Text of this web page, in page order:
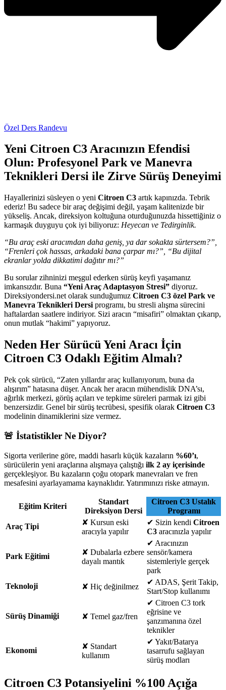
Özel Ders Randevu
Yeni Citroen C3 Aracınızın Efendisi
Olun: Profesyonel Park ve Manevra
Teknikleri Dersi ile Zirve Sürüş Deneyimi
Hayallerinizi süsleyen o yeni Citroen C3 artık kapınızda. Tebrik
ederiz! Bu sadece bir araç değişimi değil, yaşam kalitenizde bir
yükseliş. Ancak, direksiyon koltuğuna oturduğunuzda hissettiğiniz o
karmaşık duyguyu çok iyi biliyoruz: Heyecan ve Tedirginlik.
“Bu araç eski aracımdan daha geniş, ya dar sokakta sürtersem?”,
“Frenleri çok hassas, arkadaki bana çarpar mı?”, “Bu dijital
ekranlar yolda dikkatimi dağıtır mı?”
Bu sorular zihninizi meşgul ederken sürüş keyfi yaşamanız
imkansızdır. Buna “Yeni Araç Adaptasyon Stresi” diyoruz.
Direksiyondersi.net olarak sunduğumuz Citroen C3 özel Park ve
Manevra Teknikleri Dersi programı, bu stresli alışma sürecini
haftalardan saatlere indiriyor. Sizi aracın “misafiri” olmaktan çıkarıp,
onun mutlak “hakimi” yapıyoruz.
Neden Her Sürücü Yeni Aracı İçin
Citroen C3 Odaklı Eğitim Almalı?
Pek çok sürücü, “Zaten yıllardır araç kullanıyorum, buna da
alışırım” hatasına düşer. Ancak her aracın mühendislik DNA’sı,
ağırlık merkezi, görüş açıları ve tepkime süreleri parmak izi gibi
benzersizdir. Genel bir sürüş tecrübesi, spesifik olarak Citroen C3
modelinin dinamiklerini size vermez.
🚨 İstatistikler Ne Diyor?
Sigorta verilerine göre, maddi hasarlı küçük kazaların %60’ı,
sürücülerin yeni araçlarına alışmaya çalıştığı ilk 2 ay içerisinde
gerçekleşiyor. Bu kazaların çoğu otopark manevraları ve fren
mesafesini ayarlayamama kaynaklıdır. Yatırımınızı riske atmayın.
Eğitim Kriteri
Standart
Direksiyon Dersi
Citroen C3 Ustalık
Programı
Araç Tipi
✘ Kursun eski
aracıyla yapılır
✔ Sizin kendi Citroen
C3 aracınızla yapılır
Park Eğitimi ✘ Dubalarla ezbere
dayalı mantık
✔ Aracınızın
sensör/kamera
sistemleriyle gerçek
park
Teknoloji
✘ Hiç değinilmez
✔ ADAS, Şerit Takip,
Start/Stop kullanımı
Sürüş Dinamiği ✘ Temel gaz/fren
✔ Citroen C3 tork
eğrisine ve
şanzımanına özel
teknikler
Ekonomi ✘ Standart
kullanım
✔ Yakıt/Batarya
tasarrufu sağlayan
sürüş modları
Citroen C3 Potansiyelini %100 Açığa